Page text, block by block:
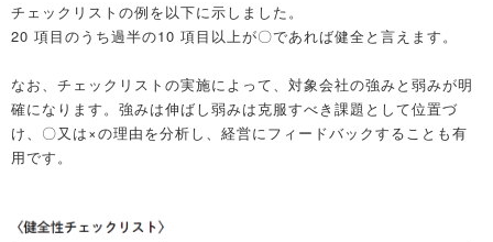
チェックリストの例を以下に示しました。
20 項目のうち過半の10 項目以上が〇であれば健全と言えます。
なお、チェックリストの実施によって、対象会社の強みと弱みが明
確になります。強みは伸ばし弱みは克服すべき課題として位置づ
け、〇又は×の理由を分析し、経営にフィードバックすることも有
用です。